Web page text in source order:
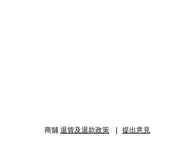
商舖 退貨及退款政策 提出意見